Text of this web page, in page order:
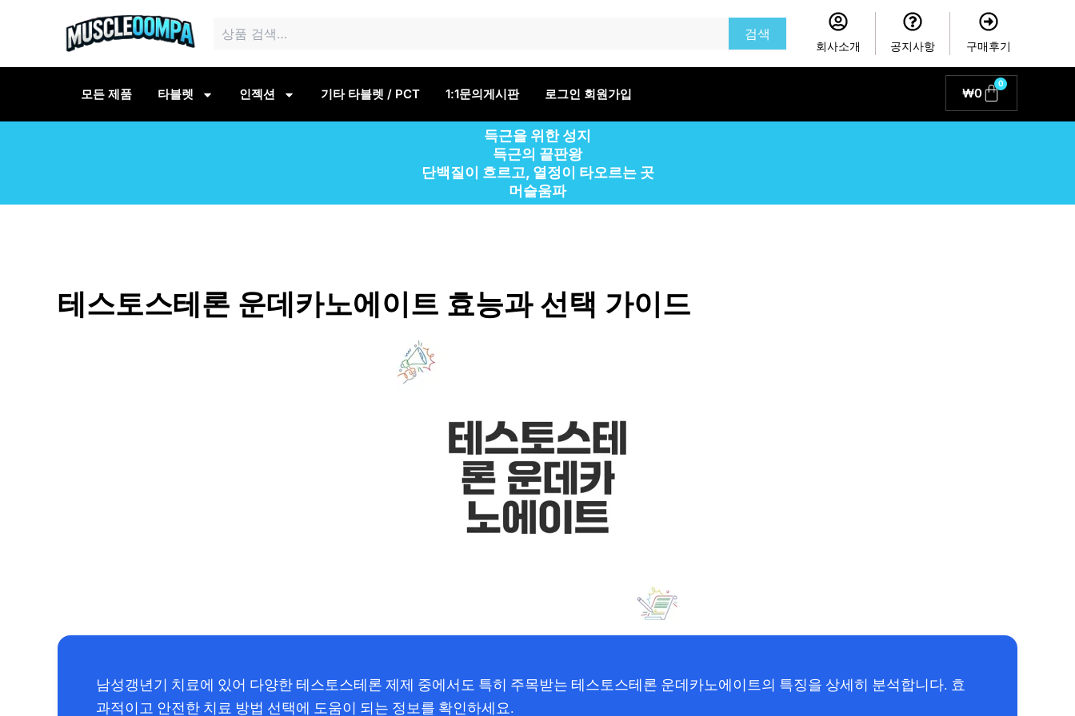
로
색:
검색
회사소개 공지사항 구매후기
모든 제품 타블렛 인젝션 기타 타블렛 / PCT 1:1문의게시판 로그인 회원가입 ₩0
0
Cart
득근을 위한 성지
득근의 끝판왕
단백질이 흐르고, 열정이 타오르는 곳
머슬움파
테스토스테론 운데카노에이트 효능과 선택 가이드
남성갱년기 치료에 있어 다양한 테스토스테론 제제 중에서도 특히 주목받는 테스토스테론 운데카노에이트의 특징을 상세히 분석합니다. 효
과적이고 안전한 치료 방법 선택에 도움이 되는 정보를 확인하세요.